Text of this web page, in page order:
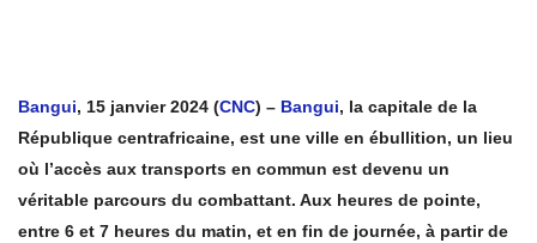
Bangui, 15 janvier 2024 (CNC) – Bangui, la capitale de la
République centrafricaine, est une ville en ébullition, un lieu
où l’accès aux transports en commun est devenu un
véritable parcours du combattant. Aux heures de pointe,
entre 6 et 7 heures du matin, et en fin de journée, à partir de